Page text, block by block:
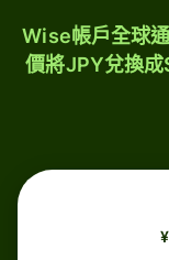
Wise帳戶全球
價將JPY兌換成